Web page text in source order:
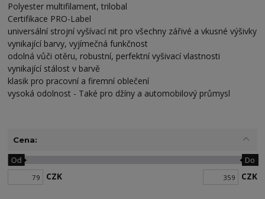
Polyester multifilament, trilobal
Certifikace PRO-Label
universální strojní vyšívací nit pro všechny zářivé a vkusné výšivky
vynikající barvy, vyjímečná funkčnost
odolná vůči otěru, robustní, perfektní vyšivací vlastnosti
vynikající stálost v barvě
klasik pro pracovní a firemní oblečení
vysoká odolnost - Také pro džíny a automobilový průmysl
Cena:
CZK
Od Do
CZK